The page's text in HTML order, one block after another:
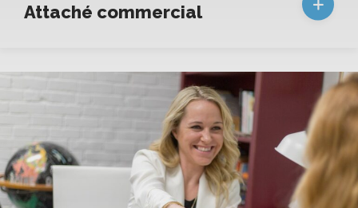
Attaché commercial